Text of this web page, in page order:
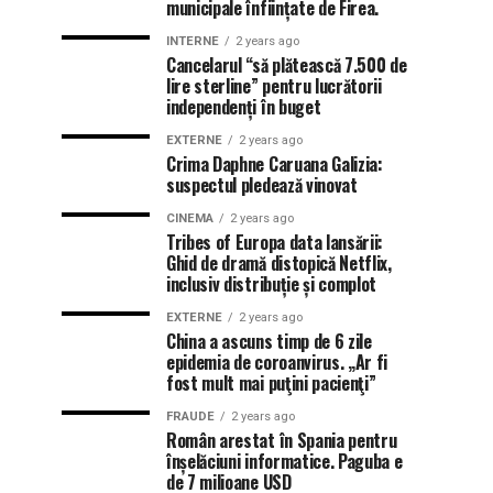
municipale înființate de Firea.
INTERNE 2 years ago
Cancelarul “să plătească 7.500 de
lire sterline” pentru lucrătorii
independenți în buget
EXTERNE 2 years ago
Crima Daphne Caruana Galizia:
suspectul pledează vinovat
CINEMA 2 years ago
Tribes of Europa data lansării:
Ghid de dramă distopică Netflix,
inclusiv distribuție și complot
EXTERNE 2 years ago
China a ascuns timp de 6 zile
epidemia de coroanvirus. „Ar fi
fost mult mai puţini pacienţi”
FRAUDE 2 years ago
Român arestat în Spania pentru
înșelăciuni informatice. Paguba e
de 7 milioane USD